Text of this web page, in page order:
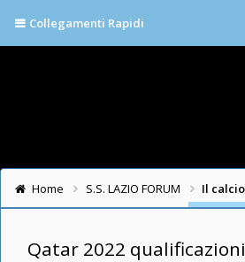
Collegamenti Rapidi
Home S.S. LAZIO FORUM Il
Qatar 2022 qualificazioni